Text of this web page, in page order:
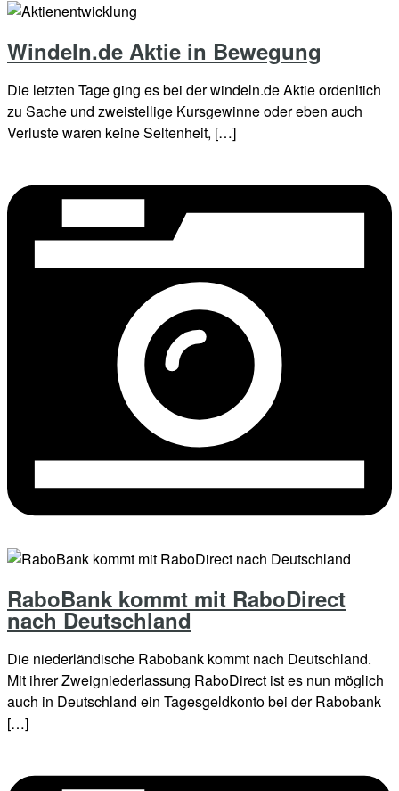
Windeln.de Aktie in Bewegung
Die letzten Tage ging es bei der windeln.de Aktie ordenltich
zu Sache und zweistellige Kursgewinne oder eben auch
Verluste waren keine Seltenheit, […]
RaboBank kommt mit RaboDirect
nach Deutschland
Die niederländische Rabobank kommt nach Deutschland.
Mit ihrer Zweigniederlassung RaboDirect ist es nun möglich
auch in Deutschland ein Tagesgeldkonto bei der Rabobank
[…]